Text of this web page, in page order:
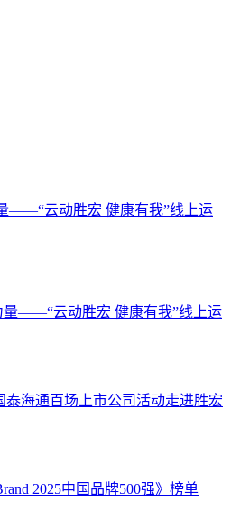
——“云动胜宏 健康有我”线上运
量——“云动胜宏 健康有我”线上运
泰海通百场上市公司活动走进胜宏
2025中国品牌500强》榜单